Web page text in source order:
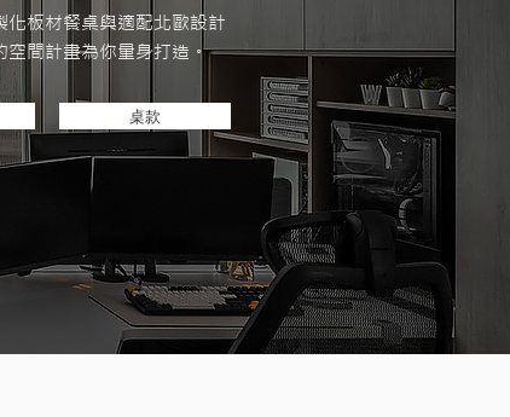
化板材餐桌與適配北歐設計
空間計畫為你量身打造。
桌款